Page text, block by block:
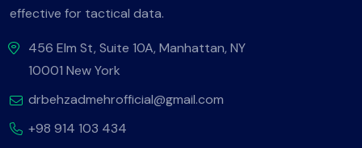
effective for tactical data.
456 Elm St, Suite 10A, Manhattan, NY
10001 New York
drbehzadmehrofficial@gmail.com
+98 914 103 434